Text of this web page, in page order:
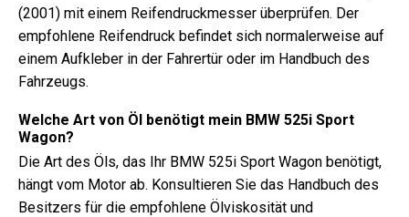
(2001) mit einem Reifendruckmesser überprüfen. Der
empfohlene Reifendruck befindet sich normalerweise auf
einem Aufkleber in der Fahrertür oder im Handbuch des
Fahrzeugs.
Welche Art von Öl benötigt mein BMW 525i Sport
Wagon?
Die Art des Öls, das Ihr BMW 525i Sport Wagon benötigt,
hängt vom Motor ab. Konsultieren Sie das Handbuch des
Besitzers für die empfohlene Ölviskosität und